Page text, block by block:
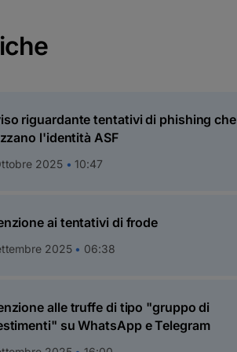
riguardante tentativi di phishing che
l'identità ASF
2025 10:47
ai tentativi di frode
2025 06:38
alle truffe di tipo "gruppo di
su WhatsApp e Telegram